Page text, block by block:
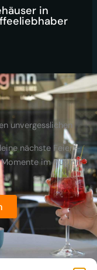
in
unvergesslichen
nächste Feier –
im Huginn